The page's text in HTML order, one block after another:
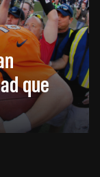
que